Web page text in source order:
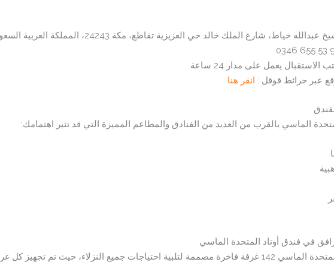
خياط، شارع الملك خالد حي العزيزية تقاطع، مكة 24243، المملكة العربية السعودية
الاستقبال يعمل على مدار 24 ساعة
عبر حرائط قوقل : انقر هنا
الماسي بالقرب من العديد من الفنادق والمطاعم المميزة التي قد تثير اهتمامك:
في فندق أوتاد المتحدة الماسي
جميع النزلاء، حيث تم تجهيز كل غرفة بما يلي: